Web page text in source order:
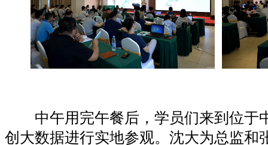
中午用完午餐后，学员们来到位于
创大数据进行实地参观。沈大为总监和